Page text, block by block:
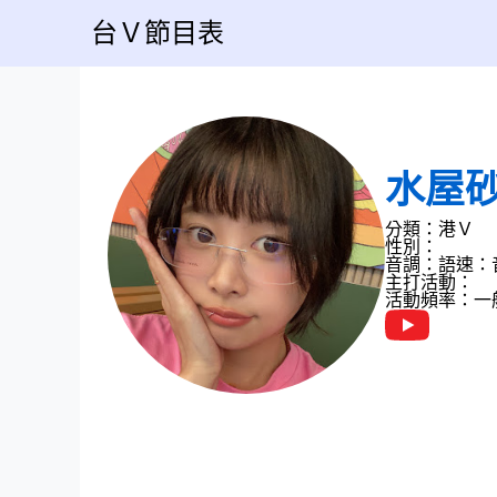
台Ｖ節目表
水屋
分類：港Ｖ
性別：
音調： 語速：
主打活動：
活動頻率：一